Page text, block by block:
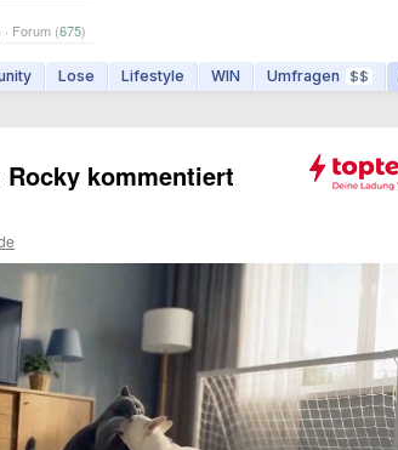
· Forum (675)
Lose Lifestyle WIN Umfragen $$
kommentiert